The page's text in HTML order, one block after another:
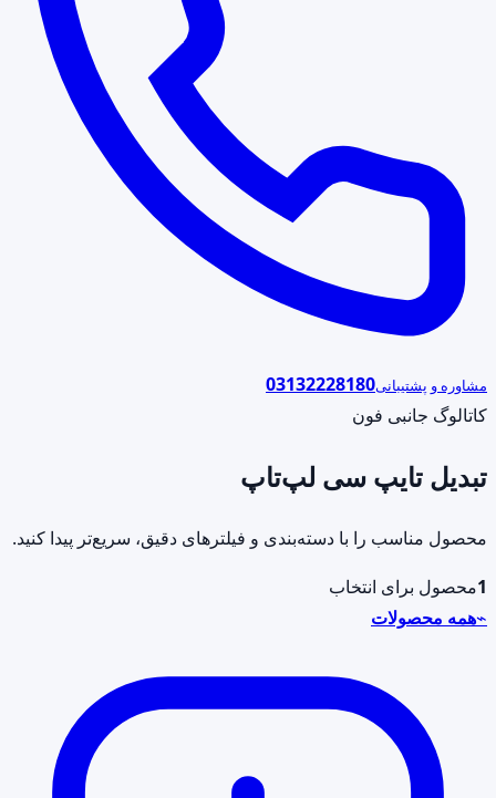
مشاوره و پشتیبانی03132228180
کاتالوگ جانبی فون
تبدیل تایپ سی لپ‌تاپ
محصول مناسب را با دسته‌بندی و فیلترهای دقیق، سریع‌تر پیدا کنید.
1محصول برای انتخاب
⌁همه محصولات